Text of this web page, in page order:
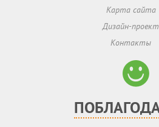
Карта сайта
Дизайн-проект
Контакты